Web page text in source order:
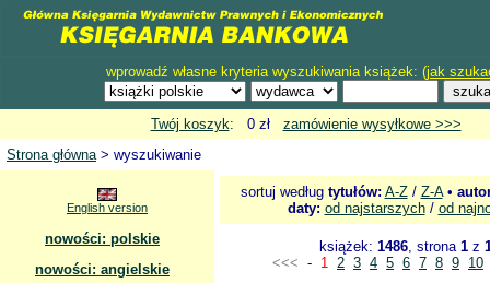
wprowadź własne kryteria wyszukiwania książek: (jak
Twój koszyk: 0 zł zamówienie wysyłkowe >>>
Strona główna> wyszukiwanie
English version
nowości: polskie
nowości: angielskie
sortuj według tytułów: A-Z/ Z-A•
daty: od najstarszych/ od
książek: 1486, strona 1 z
<<< - 1 2 3 4 5 6 7 8 9 10